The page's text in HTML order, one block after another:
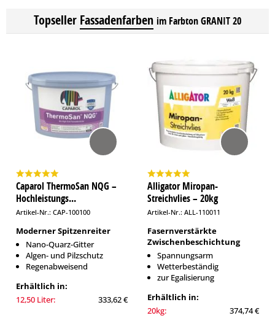
Topseller Fassadenfarben im Farbton GRANIT 20
Caparol ThermoSan NQG –
Hochleistungs...
Artikel-Nr.: CAP-100100
Moderner Spitzenreiter
Nano-Quarz-Gitter
Algen- und Pilzschutz
Regenabweisend
Erhältlich in:
12,50 Liter:
333,62 €
Alligator Miropan-
Streichvlies – 20kg
Artikel-Nr.: ALL-110011
Fasernverstärkte
Zwischenbeschichtung
Spannungsarm
Wetterbeständig
zur Egalisierung
Erhältlich in:
20kg:
374,74 €